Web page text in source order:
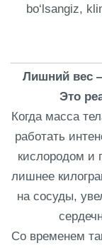
bo‘lsangiz,
Лишний вес
Это
Когда масса
работать
кислородом и
лишнее
на сосуды,
Со временем